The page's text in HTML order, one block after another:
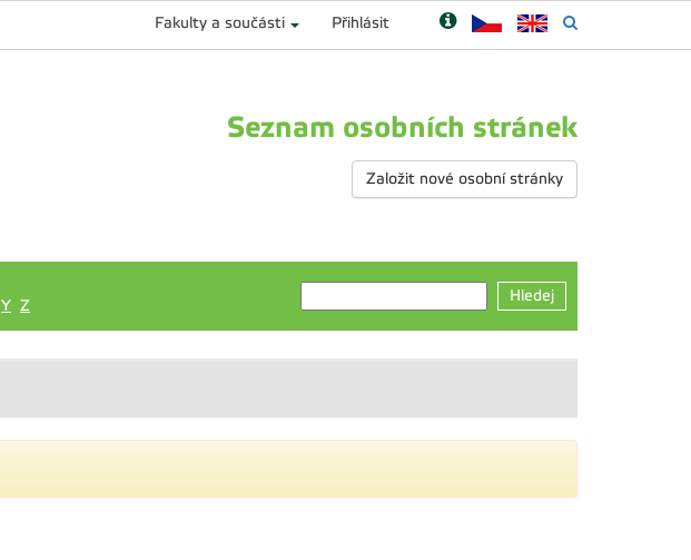
Fakulty a součásti Přihlásit
Seznam osobních stránek
Založit nové osobní stránky
Y Z
Hledej